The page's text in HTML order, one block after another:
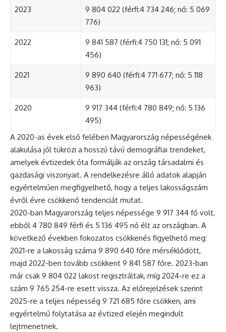
2023
9 804 022 (férfi:4 734 246; nő: 5 069
776)
2022
9 841 587 (férfi:4 750 131; nő: 5 091
456)
2021
9 890 640 (férfi:4 771 677; nő: 5 118
963)
2020
9 917 344 (férfi:4 780 849; nő: 5 136
495)
A 2020-as évek első felében Magyarország népességének
alakulása jól tükrözi a hosszú távú demográfiai trendeket,
amelyek évtizedek óta formálják az ország társadalmi és
gazdasági viszonyait. A rendelkezésre álló adatok alapján
egyértelműen megfigyelhető, hogy a teljes lakosságszám
évről évre csökkenő tendenciát mutat.
2020-ban Magyarország teljes népessége 9 917 344 fő volt,
ebből 4 780 849 férfi és 5 136 495 nő élt az országban. A
következő években fokozatos csökkenés figyelhető meg:
2021-re a lakosság száma 9 890 640 főre mérséklődött,
majd 2022-ben tovább csökkent 9 841 587 főre. 2023-ban
már csak 9 804 022 lakost regisztráltak, míg 2024-re ez a
szám 9 765 254-re esett vissza. Az előrejelzések szerint
2025-re a teljes népesség 9 721 685 főre csökken, ami
egyértelmű folytatása az évtized elején megindult
lejtmenetnek.